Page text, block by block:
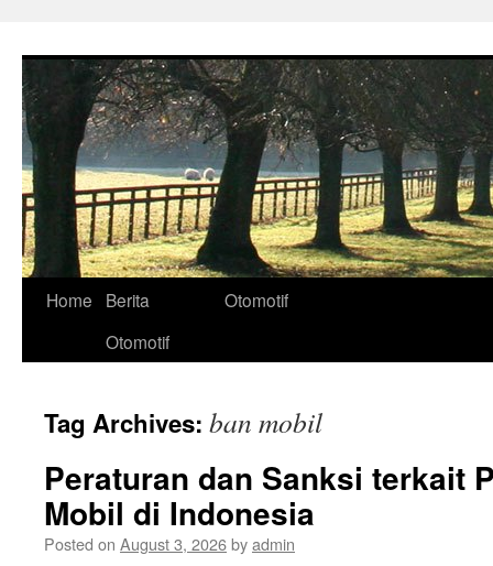
Home
Berita
Otomotif
Otomotif
Tag Archives: ban mobil
Peraturan dan Sanksi terkait
Mobil di Indonesia
Posted on August 3, 2026byadmin